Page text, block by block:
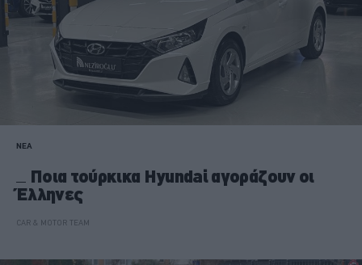
ΝΕΑ
Ποια τούρκικα Hyundai αγοράζουν οι
Έλληνες
CAR & MOTOR TEAM